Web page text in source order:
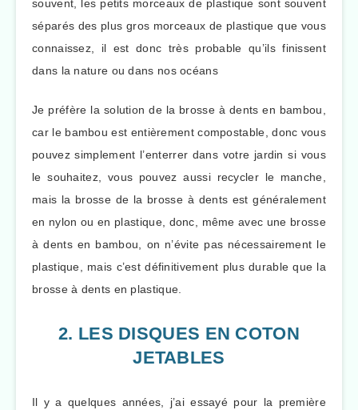
souvent, les petits morceaux de plastique sont souvent
séparés des plus gros morceaux de plastique que vous
connaissez, il est donc très probable qu’ils finissent
dans la nature ou dans nos océans
Je préfère la solution de la brosse à dents en bambou,
car le bambou est entièrement compostable, donc vous
pouvez simplement l’enterrer dans votre jardin si vous
le souhaitez, vous pouvez aussi recycler le manche,
mais la brosse de la brosse à dents est généralement
en nylon ou en plastique, donc, même avec une brosse
à dents en bambou, on n’évite pas nécessairement le
plastique, mais c’est définitivement plus durable que la
brosse à dents en plastique.
2. LES DISQUES EN COTON
JETABLES
Il y a quelques années, j’ai essayé pour la première